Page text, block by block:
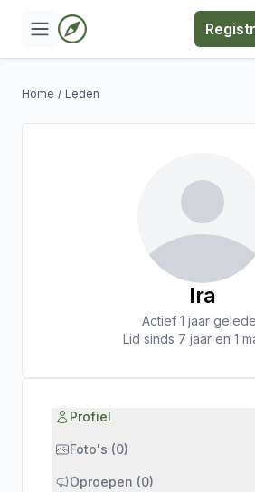
Home / Leden
Ira
Actief 1 jaar
Lid sinds 7 jaar en 1
Profiel
Foto's (0)
Oproepen (0)